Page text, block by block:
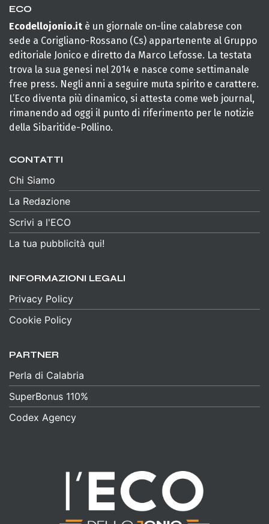
ECO
Ecodellojonio.it è un giornale on-line calabrese con
sede a Corigliano-Rossano (Cs) appartenente al Gruppo
editoriale Jonico e diretto da Marco Lefosse. La testata
trova la sua genesi nel 2014 e nasce come settimanale
free press. Negli anni a seguire muta spirito e carattere.
L’Eco diventa più dinamico, si attesta come web journal,
rimanendo ad oggi il punto di riferimento per le notizie
della Sibaritide-Pollino.
CONTATTI
Chi Siamo
La Redazione
Scrivi a l'ECO
La tua pubblicità qui!
INFORMAZIONI LEGALI
Privacy Policy
Cookie Policy
PARTNER
Perla di Calabria
SuperBonus 110%
Codex Agency